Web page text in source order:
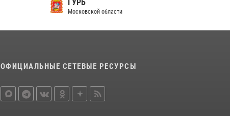
ГУРБ
Московской области
ОФИЦИАЛЬНЫЕ СЕТЕВЫЕ РЕСУРСЫ